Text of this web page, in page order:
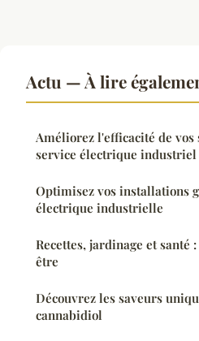
Actu — À lire
Améliorez l'efficacité de vos
service électrique industriel
Optimisez vos installations
électrique industrielle
Recettes, jardinage et
être
Découvrez les saveurs
cannabidiol